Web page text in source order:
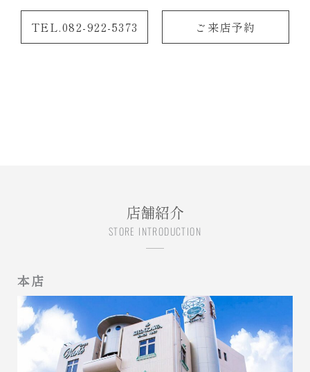
TEL.082-922-5373 ご来店予約
店舗紹介
STORE INTRODUCTION
本店